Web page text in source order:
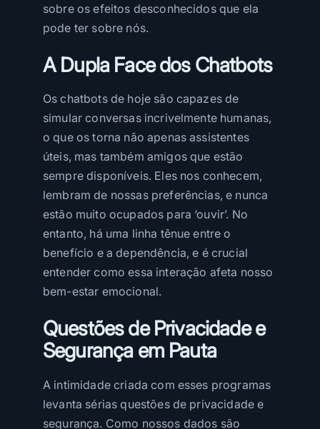
sobre os efeitos desconhecidos que ela
pode ter sobre nós.
A Dupla Face dos Chatbots
Os chatbots de hoje são capazes de
simular conversas incrivelmente humanas,
o que os torna não apenas assistentes
úteis, mas também amigos que estão
sempre disponíveis. Eles nos conhecem,
lembram de nossas preferências, e nunca
estão muito ocupados para ‘ouvir’. No
entanto, há uma linha tênue entre o
benefício e a dependência, e é crucial
entender como essa interação afeta nosso
bem-estar emocional.
Questões de Privacidade e
Segurança em Pauta
A intimidade criada com esses programas
levanta sérias questões de privacidade e
segurança. Como nossos dados são